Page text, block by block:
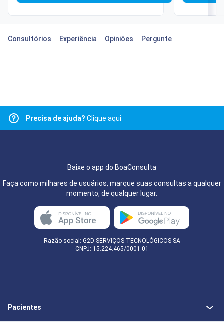
Consultórios Experiência Opiniões Pergunte
Precisa de ajuda? Clique aqui
Baixe o app do BoaConsulta
Faça como milhares de usuários, marque suas consultas a qualquer
momento, de qualquer lugar.
Razão social: G2D SERVIÇOS TECNOLÓGICOS SA
CNPJ: 15.224.465/0001-01
Pacientes